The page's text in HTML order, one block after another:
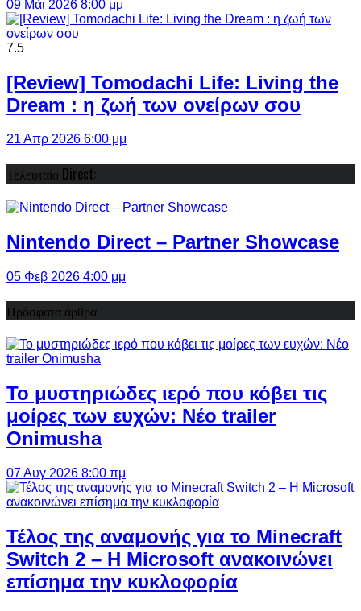
09 Μάι 2026 8:00 μμ
7.5
[Review] Tomodachi Life: Living the
Dream : η ζωή των ονείρων σου
21 Απρ 2026 6:00 μμ
Τελευταίο Direct:
Nintendo Direct – Partner Showcase
05 Φεβ 2026 4:00 μμ
Πρόσφατα άρθρα
Το μυστηριώδες ιερό που κόβει τις
μοίρες των ευχών: Νέο trailer
Onimusha
07 Αυγ 2026 8:00 πμ
Τέλος της αναμονής για το Minecraft
Switch 2 – Η Microsoft ανακοινώνει
επίσημα την κυκλοφορία